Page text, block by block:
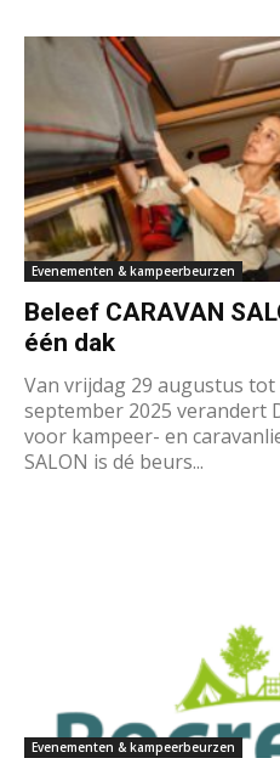
Evenementen & kampeerbeurzen
Beleef CARAVAN
één dak
Van vrijdag 29 augustus
september 2025 verandert
voor kampeer- en
SALON is dé beurs...
Evenementen & kampeerbeurzen